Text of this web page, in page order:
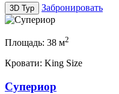
3D Тур Забронировать
Площадь: 38 м2
Кровати: King Size
Супериор